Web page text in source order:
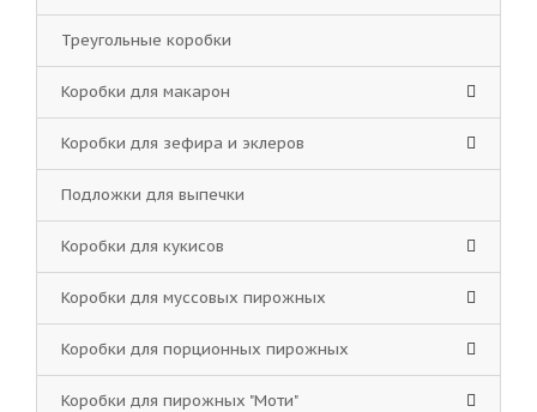
Треугольные коробки
Коробки для макарон
Коробки для зефира и эклеров
Подложки для выпечки
Коробки для кукисов
Коробки для муссовых пирожных
Коробки для порционных пирожных
Коробки для пирожных "Моти"